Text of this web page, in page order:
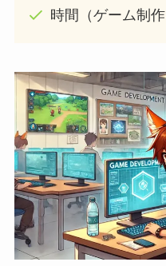
時間（ゲーム制